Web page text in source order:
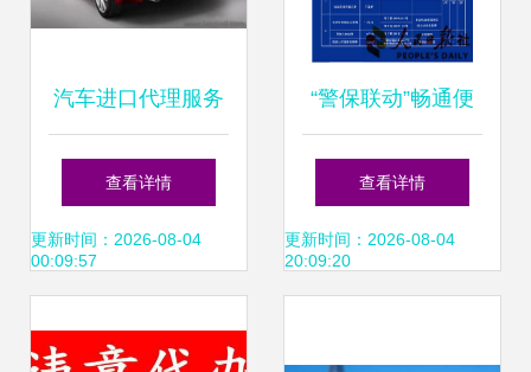
汽车进口代理服务
全解析 从货源到按
揭一站式指南
查看详情
更新时间：2026-08-04
00:09:57
“警保联动”畅通便
民路 青岛代办机动
车过户措施接地
查看详情
更新时间：2026-08-04
20:09:20